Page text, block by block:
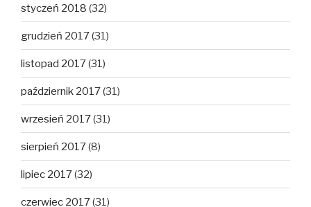
styczeń 2018 (32)
grudzień 2017(31)
listopad 2017(31)
październik 2017(31)
wrzesień 2017(31)
sierpień 2017(8)
lipiec 2017(32)
czerwiec 2017(31)